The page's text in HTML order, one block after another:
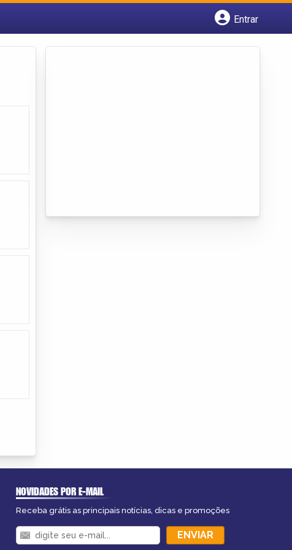
Entrar
NOVIDADES POR E-MAIL
Receba grátis as principais notícias, dicas e promoções